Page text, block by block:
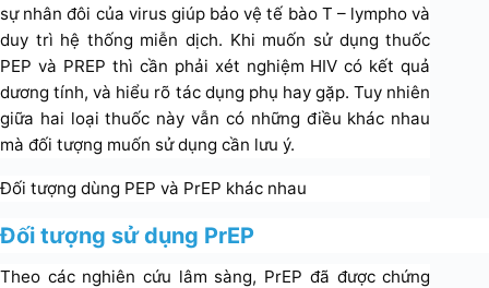
sự nhân đôi của virus giúp bảo vệ tế bào T – lympho và
duy trì hệ thống miễn dịch. Khi muốn sử dụng thuốc
PEP và PREP thì cần phải xét nghiệm HIV có kết quả
dương tính, và hiểu rõ tác dụng phụ hay gặp. Tuy nhiên
giữa hai loại thuốc này vẫn có những điều khác nhau
mà đối tượng muốn sử dụng cần lưu ý.
Đối tượng dùng PEP và PrEP khác nhau
Đối tượng sử dụng PrEP
Theo các nghiên cứu lâm sàng, PrEP đã được chứng